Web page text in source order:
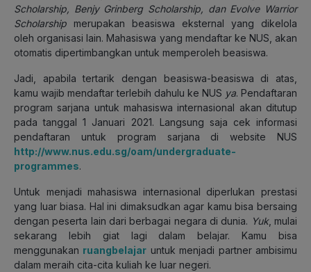
Scholarship, Benjy Grinberg Scholarship, dan Evolve Warrior
Scholarship merupakan beasiswa eksternal yang dikelola
oleh organisasi lain. Mahasiswa yang mendaftar ke NUS, akan
otomatis dipertimbangkan untuk memperoleh beasiswa.
Jadi, apabila tertarik dengan beasiswa-beasiswa di atas,
kamu wajib mendaftar terlebih dahulu ke NUS ya. Pendaftaran
program sarjana untuk mahasiswa internasional akan ditutup
pada tanggal 1 Januari 2021. Langsung saja cek informasi
pendaftaran untuk program sarjana di website NUS
http://www.nus.edu.sg/oam/undergraduate-
programmes.
Untuk menjadi mahasiswa internasional diperlukan prestasi
yang luar biasa. Hal ini dimaksudkan agar kamu bisa bersaing
dengan peserta lain dari berbagai negara di dunia. Yuk, mulai
sekarang lebih giat lagi dalam belajar. Kamu bisa
menggunakan ruangbelajar untuk menjadi partner ambisimu
dalam meraih cita-cita kuliah ke luar negeri.